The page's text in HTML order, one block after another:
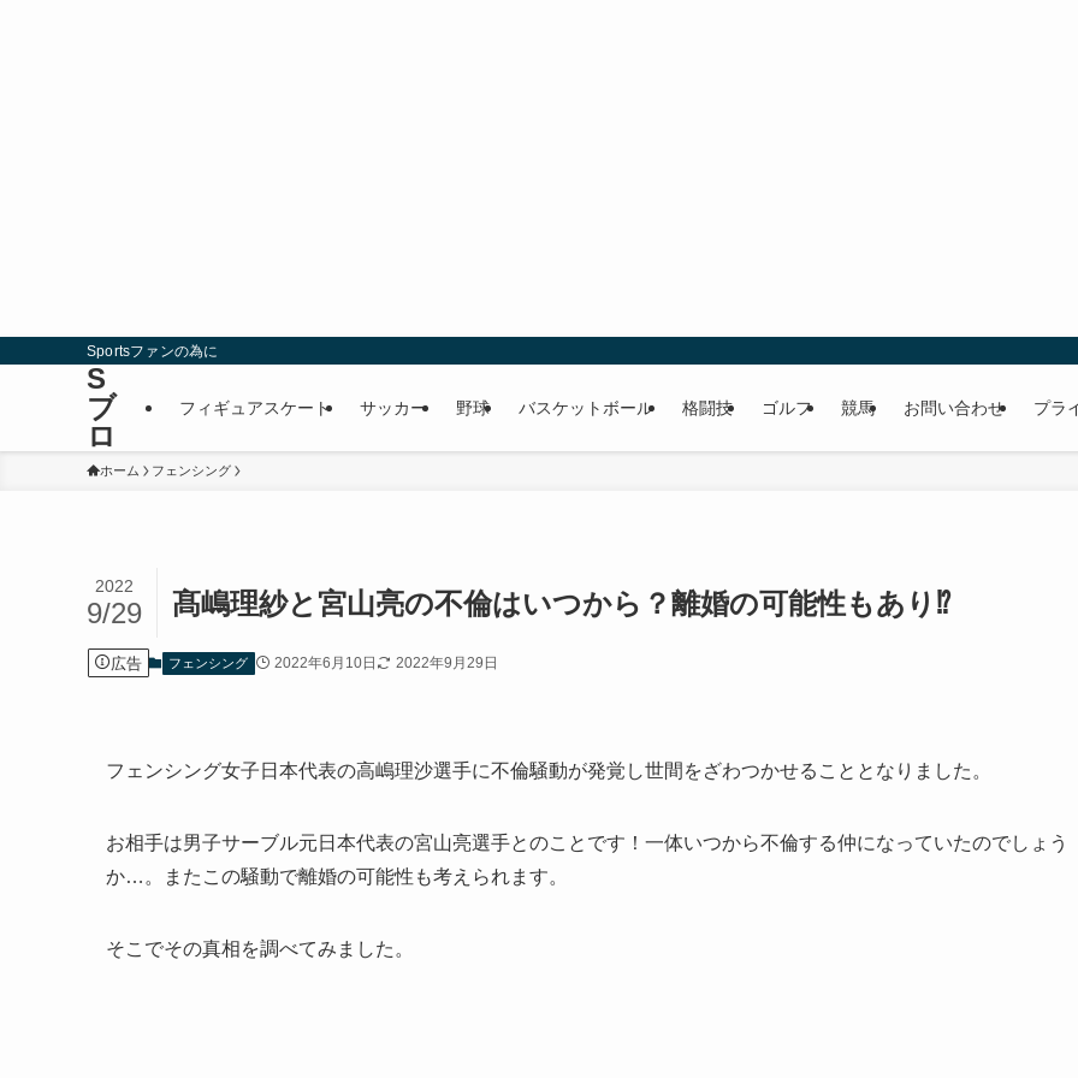
Sportsファンの為に
S
ブ
ロ
フィギュアスケート サッカー 野球 バスケットボール 格闘技 ゴルフ 競馬 お問い合わせ プラ
ホーム フェンシング
髙嶋理紗と宮山亮の不倫はいつから？離婚の可能性もあり⁉
2022
9/29
広告 フェンシング 2022年6月10日 2022年9月29日
フェンシング女子日本代表の高嶋理沙選手に不倫騒動が発覚し世間をざわつかせることとなりました。
お相手は男子サーブル元日本代表の宮山亮選手とのことです！一体いつから不倫する仲になっていたのでしょう
か…。またこの騒動で離婚の可能性も考えられます。
そこでその真相を調べてみました。